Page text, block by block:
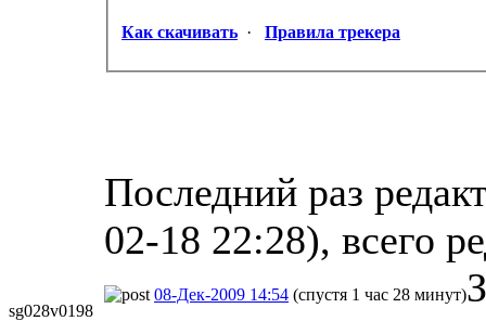
Как скачивать · Правила трекера
Последний раз
02-18 22:28), всего
sg028v0198
08-Дек-2009 14:54 (спустя 1 час 28 минут)